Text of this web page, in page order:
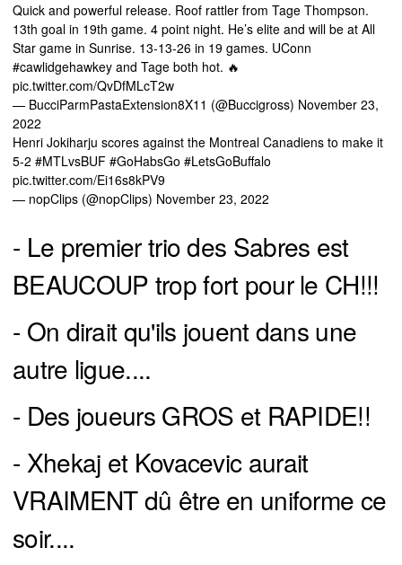
Quick and powerful release. Roof rattler from Tage Thompson.
13th goal in 19th game. 4 point night. He’s elite and will be at All
Star game in Sunrise. 13-13-26 in 19 games. UConn
#cawlidgehawkey and Tage both hot. 🔥
pic.twitter.com/QvDfMLcT2w
— BucciParmPastaExtension8X11 (@Buccigross) November 23,
2022
Henri Jokiharju scores against the Montreal Canadiens to make it
5-2 #MTLvsBUF #GoHabsGo #LetsGoBuffalo
pic.twitter.com/Ei16s8kPV9
— nopClips (@nopClips) November 23, 2022
- Le premier trio des Sabres est
BEAUCOUP trop fort pour le CH!!!
- On dirait qu'ils jouent dans une
autre ligue....
- Des joueurs GROS et RAPIDE!!
- Xhekaj et Kovacevic aurait
VRAIMENT dû être en uniforme ce
soir....